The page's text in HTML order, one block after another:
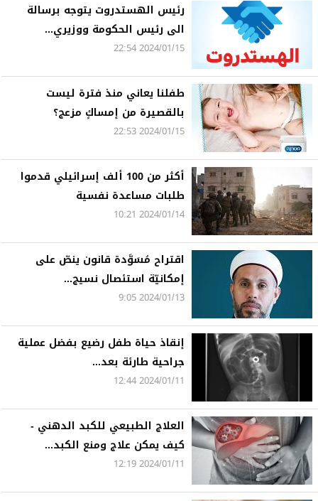
رئيس الهستدروت يتوجه برسالة
الى رئيس الحكومة ووزيري...
2024/01/15 22:54
طفلنا يعاني منذ فترة ليست
بالقصيرة من إمساكٍ مزعج؟
2024/01/15 22:53
أكثر من 100 ألف إسرائيلي قدموا
طلبات مساعدة نفسية
2024/01/14 10:21
اقتراح مُسَوَّدة قانون ينصّ على
إمكانيّة استئصال نسيج...
2024/01/13 9:05
إنقاذ حياة طفل رضيع بفضل عملية
جراحية طارئة بعد...
2024/01/11 12:44
العلاج الطبيعي للكبد الدهني -
كيف يمكن علاج ومنع الكبد...
2024/01/11 12:19